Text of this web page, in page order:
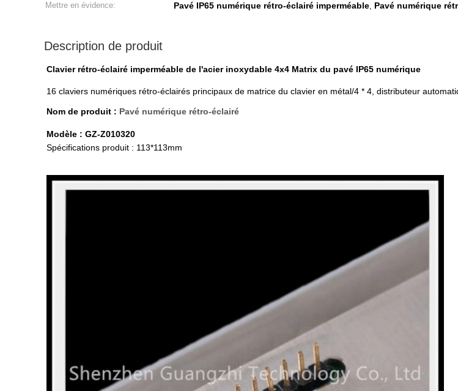
Mettre en évidence:
Pavé IP65 numérique rétro-éclairé imperméable, Pavé numérique
Description de produit
Clavier rétro-éclairé imperméable de l'acier inoxydable 4x4 Matrix du pavé IP65 numérique
16 claviers numériques rétro-éclairés principaux de matrice du clavier en métal/4 * 4, distributeur
Nom de produit : Pavé numérique rétro-éclairé
Modèle : GZ-Z010320
Spécifications produit : 113*113mm